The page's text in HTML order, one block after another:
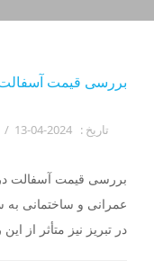
بررسی قیمت آسفالت
تاریخ :
بررسی قیمت آسفالت در
عمرانی و ساختمانی
در تبریز نیز متأثر از